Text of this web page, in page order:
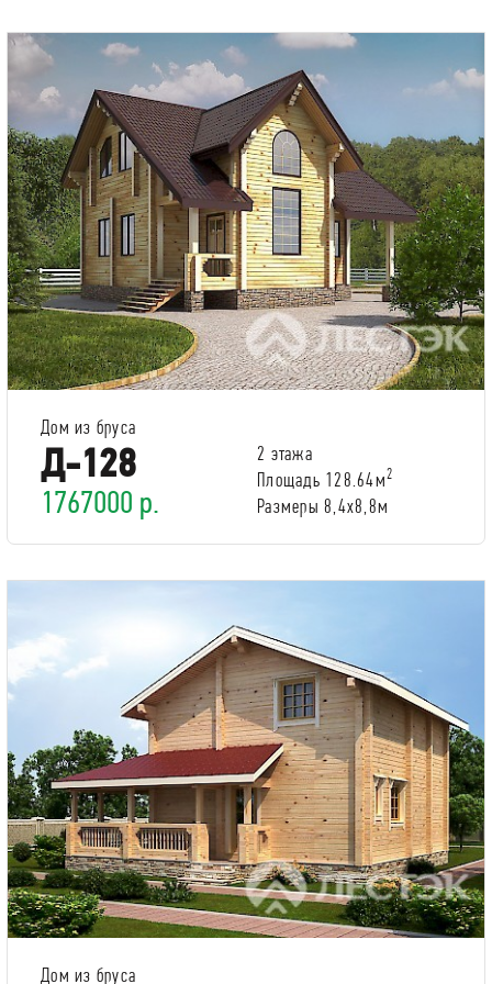
Дом из бруса
Д-128
1767000 р.
2 этажа
Площадь 128.64м2
Размеры 8,4х8,8м
Дом из бруса